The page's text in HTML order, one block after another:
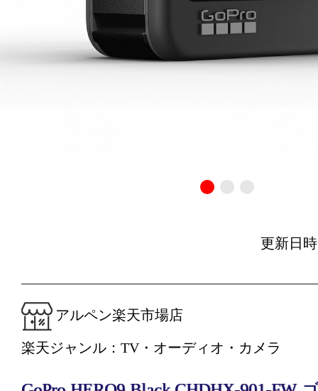
更新日
アルペン楽天市場店
楽天ジャンル：TV・オーディオ・カメラ